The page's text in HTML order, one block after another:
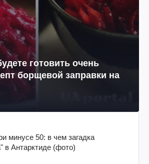
готовить очень
борщевой заправки на
минусе 50: в чем загадка
в Антарктиде (фото)